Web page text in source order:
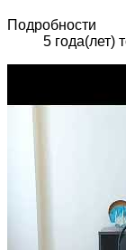
Подробности
5 года(лет)